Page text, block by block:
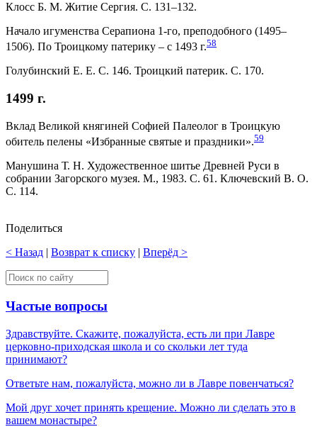
Клосс Б. М. Житие Сергия. С. 131–132.
Начало игуменства Серапиона 1-го, преподобного (1495–
1506). По Троицкому патерику – с 1493 г.58
Голубинский Е. Е. С. 146. Троицкий патерик. С. 170.
1499 г.
Вклад Великой княгиней Софией Палеолог в Троицкую
обитель пелены «Избранные святые и праздники».59
Манушина Т. Н. Художественное шитье Древней Руси в
собрании Загорского музея. М., 1983. С. 61. Ключевский В. О.
С. 114.
Поделиться
< Назад | Возврат к списку | Вперёд >
Частые вопросы
Здравствуйте. Скажите, пожалуйста, есть ли при Лавре
церковно-приходская школа и со скольки лет туда
принимают?
Ответьте нам, пожалуйста, можно ли в Лавре повенчаться?
Мой друг хочет принять крещение. Можно ли сделать это в
вашем монастыре?